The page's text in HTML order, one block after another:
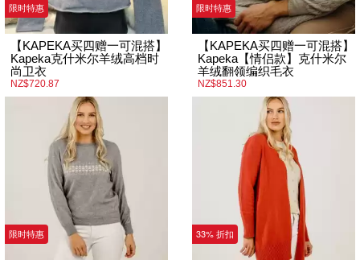
限时特惠
【KAPEKA买四赠一可混搭】
Kapeka克什米尔羊绒高档时
尚卫衣
NZ$720.87
限时特惠
【KAPEKA买四赠一可混搭】
Kapeka【情侣款】克什米尔
羊绒翻领编织毛衣
NZ$851.30
限时特惠 33% 折扣